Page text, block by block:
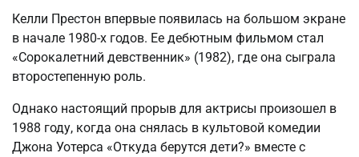
Келли Престон впервые появилась на большом экране
в начале 1980-х годов. Ее дебютным фильмом стал
«Сорокалетний девственник» (1982), где она сыграла
второстепенную роль.
Однако настоящий прорыв для актрисы произошел в
1988 году, когда она снялась в культовой комедии
Джона Уотерса «Откуда берутся дети?» вместе с